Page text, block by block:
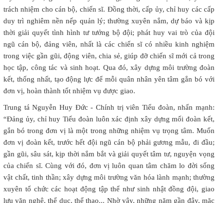
trách nhiệm cho cán bộ, chiến sĩ. Đồng thời, cấp ủy, chỉ huy các cấp
duy trì nghiêm nền nếp quản lý; thường xuyên nắm, dự báo và kịp
thời giải quyết tình hình tư tưởng bộ đội; phát huy vai trò của đội
ngũ cán bộ, đảng viên, nhất là các chiến sĩ có nhiều kinh nghiệm
trong việc gần gũi, động viên, chia sẻ, giúp đỡ chiến sĩ mới cả trong
học tập, công tác và sinh hoạt. Qua đó, xây dựng môi trường đoàn
kết, thống nhất, tạo động lực để mỗi quân nhân yên tâm gắn bó với
đơn vị, hoàn thành tốt nhiệm vụ được giao.
Trung tá Nguyễn Huy Đức - Chính trị viên Tiểu đoàn, nhấn mạnh:
“Đảng ủy, chỉ huy Tiểu đoàn luôn xác định xây dựng mối đoàn kết,
gắn bó trong đơn vị là một trong những nhiệm vụ trọng tâm. Muốn
đơn vị đoàn kết, trước hết đội ngũ cán bộ phải gương mẫu, đi đầu;
gần gũi, sâu sát, kịp thời nắm bắt và giải quyết tâm tư, nguyện vọng
của chiến sĩ. Cùng với đó, đơn vị luôn quan tâm chăm lo đời sống
vật chất, tinh thần; xây dựng môi trường văn hóa lành mạnh; thường
xuyên tổ chức các hoạt động tập thể như sinh nhật đồng đội, giao
lưu văn nghệ, thể dục, thể thao... Nhờ vậy, những năm gần đây, mặc